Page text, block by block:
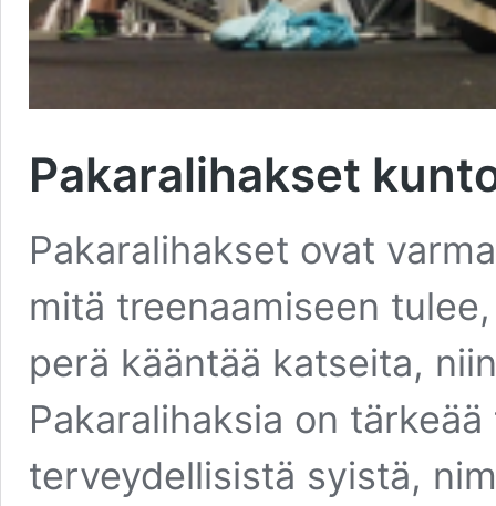
Pakaralihakset
Pakaralihakset ovat
mitä treenaamiseen
perä kääntää katseita,
Pakaralihaksia on
terveydellisistä syistä,